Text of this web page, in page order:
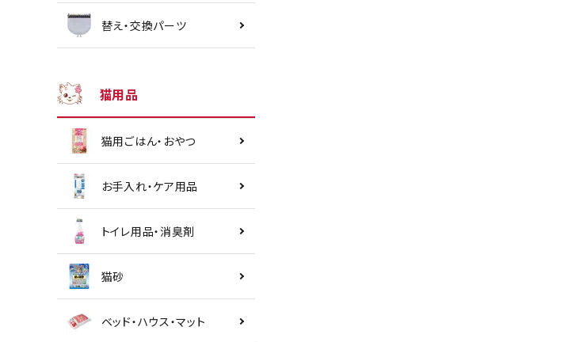
替え・交換パーツ
猫用品
猫用ごはん・おやつ
お手入れ・ケア用品
トイレ用品・消臭剤
猫砂
ベッド・ハウス・マット